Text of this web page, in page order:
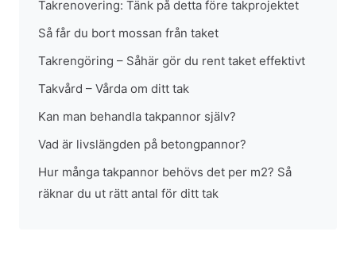
Takrenovering: Tänk på detta före takprojektet
Så får du bort mossan från taket
Takrengöring – Såhär gör du rent taket effektivt
Takvård – Vårda om ditt tak
Kan man behandla takpannor själv?
Vad är livslängden på betongpannor?
Hur många takpannor behövs det per m2? Så
räknar du ut rätt antal för ditt tak